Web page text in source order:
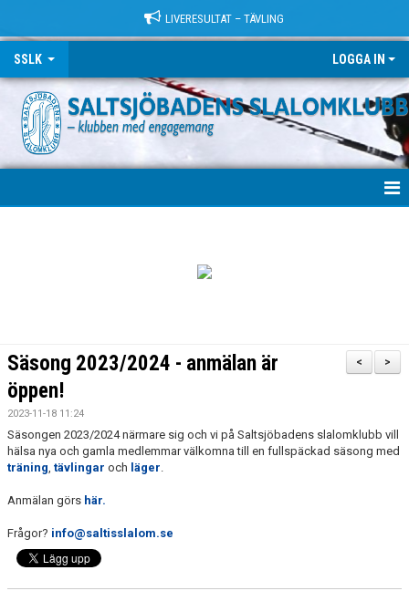
LIVERESULTAT – TÄVLING
SSLK LOGGA IN
TÄVLING
KALENDER
SALTISBACKEN
DOKUMENT
KONTAKT
>
<
Säsong 2023/2024 - anmälan är
öppen!
2023-11-18 11:24
Säsongen 2023/2024 närmare sig och vi på Saltsjöbadens slalomklubb vill
hälsa nya och gamla medlemmar välkomna till en fullspäckad säsong med
träning, tävlingar och läger.
Anmälan görs här.
Frågor? info@saltisslalom.se